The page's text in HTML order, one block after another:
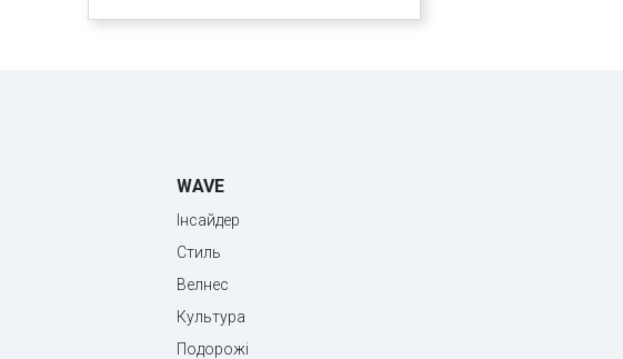
WAVE
Інсайдер
Стиль
Велнес
Культура
Подорожі